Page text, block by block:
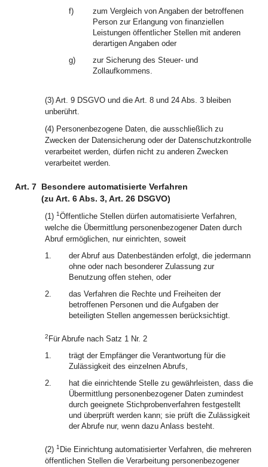
f)
zum Vergleich von Angaben der betroffenen
Person zur Erlangung von finanziellen
Leistungen öffentlicher Stellen mit anderen
derartigen Angaben oder
g)
zur Sicherung des Steuer- und
Zollaufkommens.
(3) Art. 9 DSGVO und die Art. 8 und 24 Abs. 3 bleiben
unberührt.
(4) Personenbezogene Daten, die ausschließlich zu
Zwecken der Datensicherung oder der Datenschutzkontrolle
verarbeitet werden, dürfen nicht zu anderen Zwecken
verarbeitet werden.
Art. 7 Besondere automatisierte Verfahren
(zu Art. 6 Abs. 3, Art. 26 DSGVO)
(1) 1Öffentliche Stellen dürfen automatisierte Verfahren,
welche die Übermittlung personenbezogener Daten durch
Abruf ermöglichen, nur einrichten, soweit
1.
der Abruf aus Datenbeständen erfolgt, die jedermann
ohne oder nach besonderer Zulassung zur
Benutzung offen stehen, oder
2.
das Verfahren die Rechte und Freiheiten der
betroffenen Personen und die Aufgaben der
beteiligten Stellen angemessen berücksichtigt.
2 Für Abrufe nach Satz 1 Nr. 2
1.
trägt der Empfänger die Verantwortung für die
Zulässigkeit des einzelnen Abrufs,
2.
hat die einrichtende Stelle zu gewährleisten, dass die
Übermittlung personenbezogener Daten zumindest
durch geeignete Stichprobenverfahren festgestellt
und überprüft werden kann; sie prüft die Zulässigkeit
der Abrufe nur, wenn dazu Anlass besteht.
(2) 1 Die Einrichtung automatisierter Verfahren, die mehreren
öffentlichen Stellen die Verarbeitung personenbezogener